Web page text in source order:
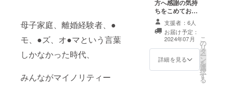
母子家庭、離婚経験者、●
モ、●ズ、オ●マという言葉
しかなかった時代、
みんながマイノリティー
方へ感謝の気持
ちをこめてお礼
の電子メールを
お送りいたしま
す。 〇活動報告
をお送りしま
す。（１回）
※「上乗せ支援」
支援者：6人
お届け予定：
2024年07月
詳細を見る
こ
の
リ
タ
ー
ン
を
選
択
す
る